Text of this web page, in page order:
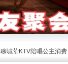
聊城荤KTV陪唱公主消费